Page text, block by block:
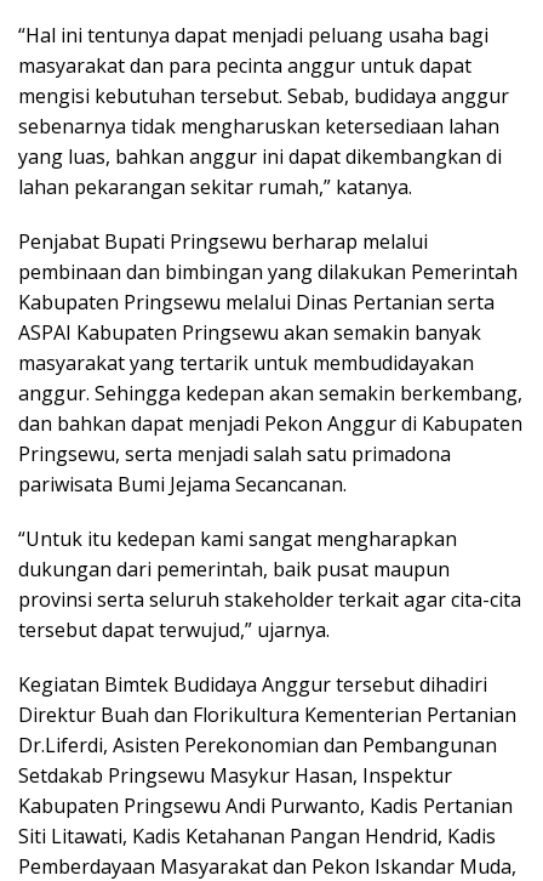
“Hal ini tentunya dapat menjadi peluang usaha bagi
masyarakat dan para pecinta anggur untuk dapat
mengisi kebutuhan tersebut. Sebab, budidaya anggur
sebenarnya tidak mengharuskan ketersediaan lahan
yang luas, bahkan anggur ini dapat dikembangkan di
lahan pekarangan sekitar rumah,” katanya.
Penjabat Bupati Pringsewu berharap melalui
pembinaan dan bimbingan yang dilakukan Pemerintah
Kabupaten Pringsewu melalui Dinas Pertanian serta
ASPAI Kabupaten Pringsewu akan semakin banyak
masyarakat yang tertarik untuk membudidayakan
anggur. Sehingga kedepan akan semakin berkembang,
dan bahkan dapat menjadi Pekon Anggur di Kabupaten
Pringsewu, serta menjadi salah satu primadona
pariwisata Bumi Jejama Secancanan.
“Untuk itu kedepan kami sangat mengharapkan
dukungan dari pemerintah, baik pusat maupun
provinsi serta seluruh stakeholder terkait agar cita-cita
tersebut dapat terwujud,” ujarnya.
Kegiatan Bimtek Budidaya Anggur tersebut dihadiri
Direktur Buah dan Florikultura Kementerian Pertanian
Dr.Liferdi, Asisten Perekonomian dan Pembangunan
Setdakab Pringsewu Masykur Hasan, Inspektur
Kabupaten Pringsewu Andi Purwanto, Kadis Pertanian
Siti Litawati, Kadis Ketahanan Pangan Hendrid, Kadis
Pemberdayaan Masyarakat dan Pekon Iskandar Muda,